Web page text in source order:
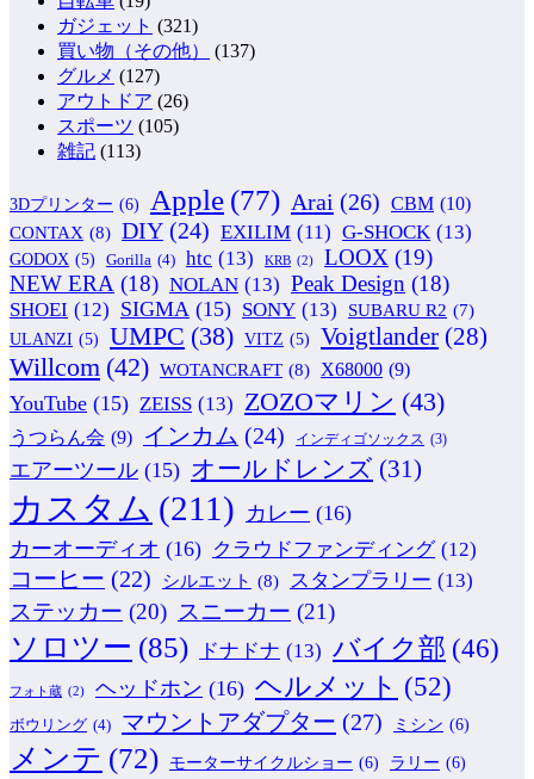
ガジェット (321)
買い物（その他）
(137)
グルメ (127)
アウトドア (26)
スポーツ (105)
雑記 (113)
3Dプリンター (6) Apple (77) Arai (26) CBM (10)
CONTAX (8) DIY (24) EXILIM (11) G-SHOCK (13)
GODOX (5) Gorilla (4) htc (13) KRB (2) LOOX (19)
NEW ERA (18) NOLAN (13) Peak Design (18)
SHOEI (12) SIGMA (15) SONY (13) SUBARU R2 (7)
ULANZI (5) UMPC (38) VITZ (5) Voigtlander (28)
Willcom (42) WOTANCRAFT (8) X68000 (9)
YouTube (15) ZEISS (13) ZOZOマリン (43)
うつらん会 (9) インカム (24) インディゴソックス (3)
エアーツール (15) オールドレンズ (31)
カスタム (211) カレー (16)
カーオーディオ (16) クラウドファンディング (12)
コーヒー (22) シルエット (8) スタンプラリー (13)
ステッカー (20) スニーカー (21)
ソロツー (85) ドナドナ (13) バイク部 (46)
フォト蔵 (2) ヘッドホン (16) ヘルメット (52)
ボウリング (4) マウントアダプター (27) ミシン (6)
メンテ (72) モーターサイクルショー (6) ラリー (6)